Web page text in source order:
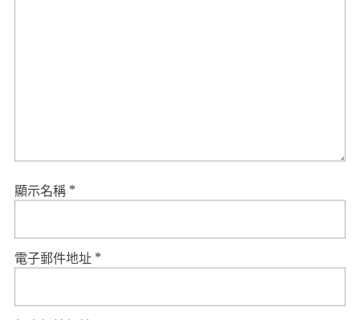
顯示名稱 *
電子郵件地址 *